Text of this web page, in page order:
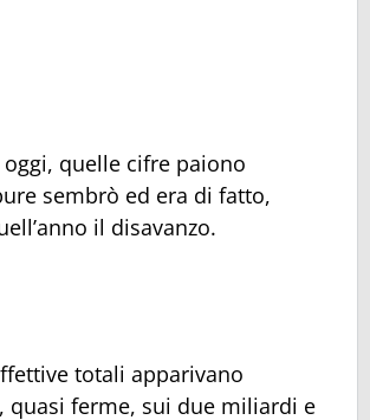
quelle cifre paiono
sembrò ed era di fatto,
il disavanzo.
totali apparivano
quasi ferme, sui due miliardi e